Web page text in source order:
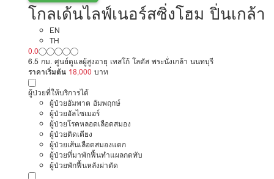
โกลเด้นไลฟ์เนอร์สซิ่งโฮม ปิ่นเกล้า
EN
TH
0.0
6.5 กม. ศูนย์ดูแลผู้สูงอายุ เทสโก้ โลตัส พระนั่งเกล้า นนทบุรี
ราคาเริ่มต้น 18,000 บาท
ผู้ป่วยที่ให้บริการได้
ผู้ป่วยอัมพาต อัมพฤกษ์
ผู้ป่วยอัลไซเมอร์
ผู้ป่วยโรคหลอดเลือดสมอง
ผู้ป่วยติดเตียง
ผู้ป่วยเส้นเลือดสมองแตก
ผู้ป่วยที่มาพักฟื้นทำแผลกดทับ
ผู้ป่วยพักฟื้นหลังผ่าตัด